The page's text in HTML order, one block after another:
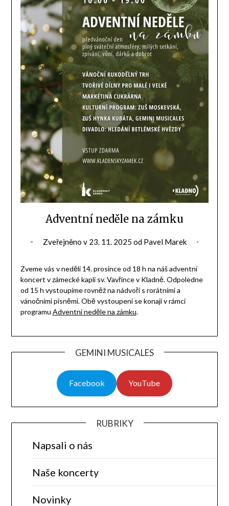
Adventní neděle na zámku
Zveřejněno v 23. 11. 2025 od Pavel Marek
Zveme vás v neděli 14. prosince od 18 h na náš adventní
koncert v zámecké kapli sv. Vavřince v Kladně. Odpoledne
od 15 h vystoupíme rovněž na nádvoří s rorátními a
vánočními písněmi. Obě vystoupení se konají v rámci
programu Adventní neděle na zámku.
GEMINI MUSICALES
Facebook YouTube
RUBRIKY
Napsali o nás
Naše koncerty
Novinky